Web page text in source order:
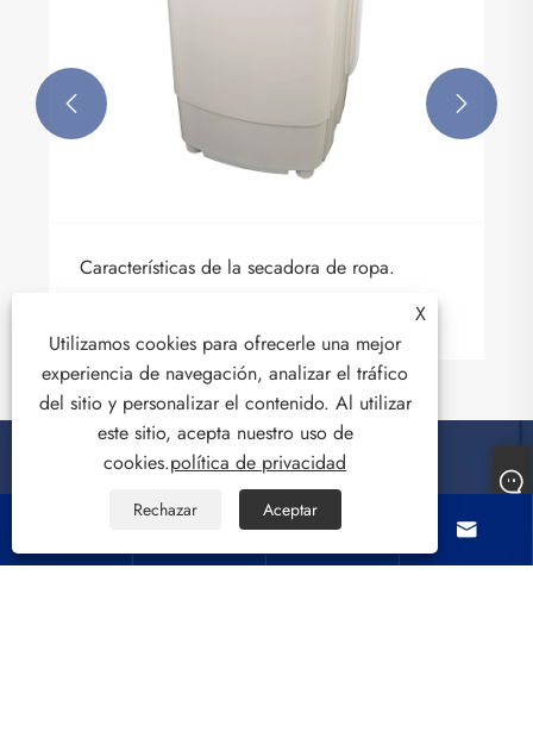
Características de la secadora de ropa.
 
Sobre nosotros  
X
Utilizamos cookies para ofrecerle una mejor
experiencia de navegación, analizar el tráfico
del sitio y personalizar el contenido. Al utilizar
este sitio, acepta nuestro uso de
cookies.política de privacidad
Rechazar Aceptar